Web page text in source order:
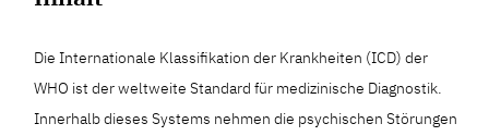
Die Internationale Klassifikation der Krankheiten (ICD) der
WHO ist der weltweite Standard für medizinische Diagnostik.
Innerhalb dieses Systems nehmen die psychischen Störungen